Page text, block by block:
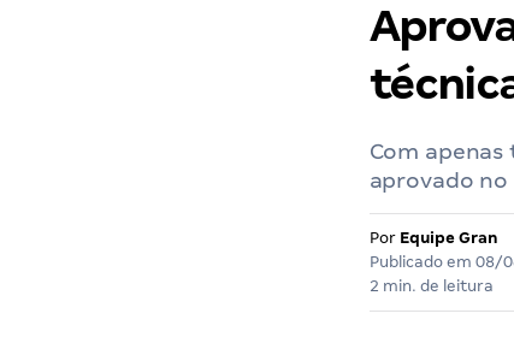
Com
aprovado no
Por Equipe Gran
Publicado em 08/
2 min. de leitura